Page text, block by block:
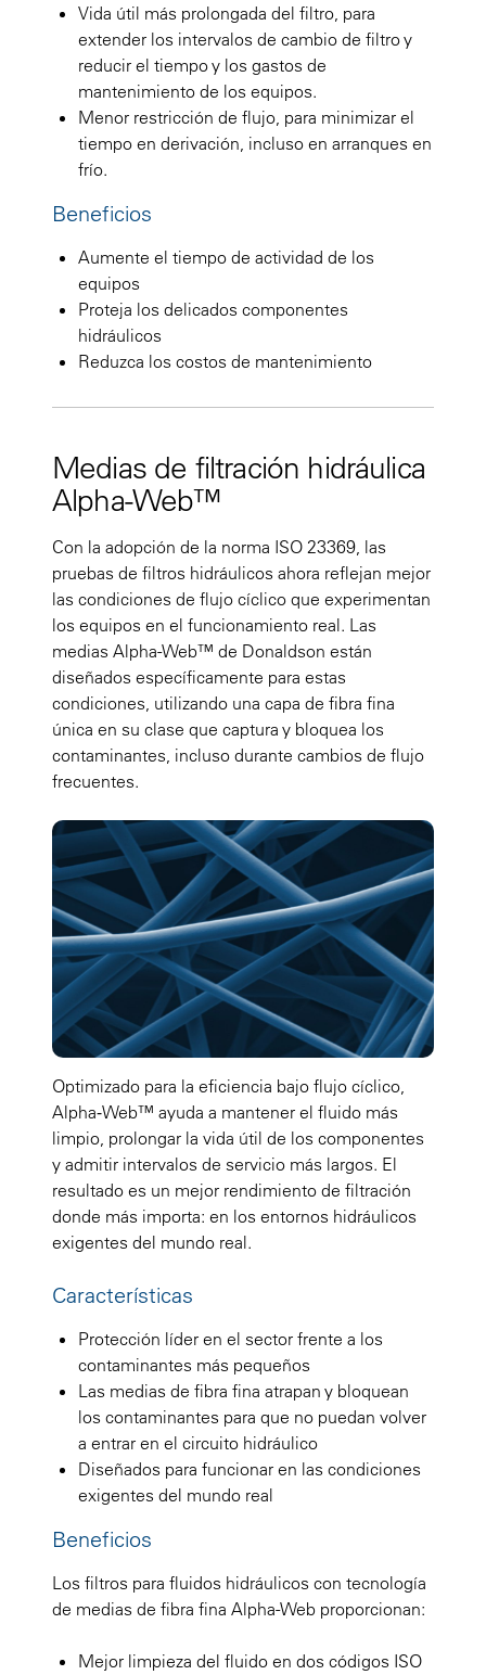
Vida útil más prolongada del filtro, para
extender los intervalos de cambio de filtro y
reducir el tiempo y los gastos de
mantenimiento de los equipos.
Menor restricción de flujo, para minimizar el
tiempo en derivación, incluso en arranques en
frío.
Beneficios
Aumente el tiempo de actividad de los
equipos
Proteja los delicados componentes
hidráulicos
Reduzca los costos de mantenimiento
Medias de filtración hidráulica
Alpha-Web™
Con la adopción de la norma ISO 23369, las
pruebas de filtros hidráulicos ahora reflejan mejor
las condiciones de flujo cíclico que experimentan
los equipos en el funcionamiento real. Las
medias Alpha-Web™ de Donaldson están
diseñados específicamente para estas
condiciones, utilizando una capa de fibra fina
única en su clase que captura y bloquea los
contaminantes, incluso durante cambios de flujo
frecuentes.
Optimizado para la eficiencia bajo flujo cíclico,
Alpha‑Web™ ayuda a mantener el fluido más
limpio, prolongar la vida útil de los componentes
y admitir intervalos de servicio más largos. El
resultado es un mejor rendimiento de filtración
donde más importa: en los entornos hidráulicos
exigentes del mundo real.
Características
Protección líder en el sector frente a los
contaminantes más pequeños
Las medias de fibra fina atrapan y bloquean
los contaminantes para que no puedan volver
a entrar en el circuito hidráulico
Diseñados para funcionar en las condiciones
exigentes del mundo real
Beneficios
Los filtros para fluidos hidráulicos con tecnología
de medias de fibra fina Alpha-Web proporcionan:
Mejor limpieza del fluido en dos códigos ISO